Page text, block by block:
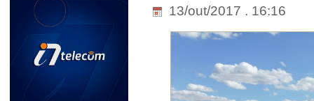
13/out/2017 . 16:16